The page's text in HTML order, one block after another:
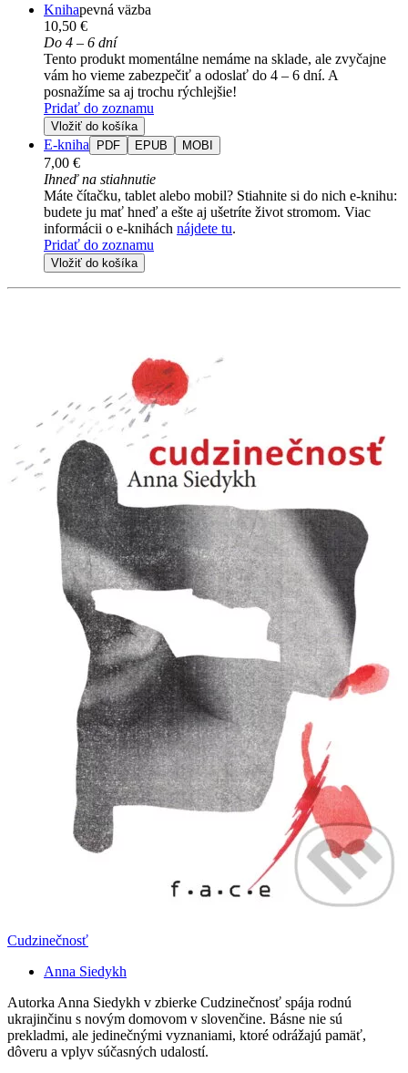
Knihapevná väzba
10,50 €
Do 4 – 6 dní
Tento produkt momentálne nemáme na sklade, ale zvyčajne
vám ho vieme zabezpečiť a odoslať do 4 – 6 dní. A
posnažíme sa aj trochu rýchlejšie!
Pridať do zoznamu
Vložiť do košíka
E-kniha PDF EPUB MOBI
7,00 €
Ihneď na stiahnutie
Máte čítačku, tablet alebo mobil? Stiahnite si do nich e-knihu:
budete ju mať hneď a ešte aj ušetríte život stromom. Viac
informácii o e-knihách nájdete tu.
Pridať do zoznamu
Vložiť do košíka
Cudzinečnosť
Anna Siedykh
Autorka Anna Siedykh v zbierke Cudzinečnosť spája rodnú
ukrajinčinu s novým domovom v slovenčine. Básne nie sú
prekladmi, ale jedinečnými vyznaniami, ktoré odrážajú pamäť,
dôveru a vplyv súčasných udalostí.